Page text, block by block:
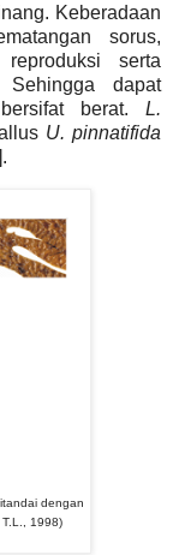
Keberadaan
sorus,
serta
Sehingga dapat
berat. L.
U. pinnatifida
dengan
1998)